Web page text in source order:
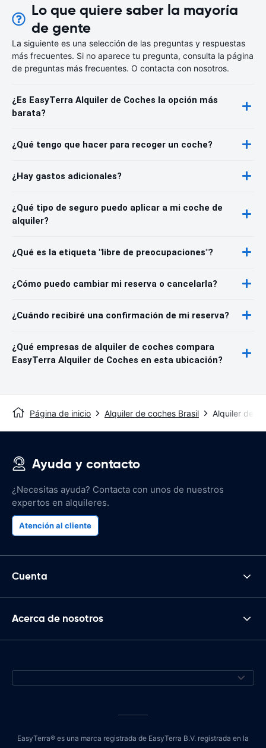
Lo que quiere saber la mayoría
de gente
La siguiente es una selección de las preguntas y respuestas
más frecuentes. Si no aparece tu pregunta, consulta la página
de preguntas más frecuentes. O contacta con nosotros.
¿Es EasyTerra Alquiler de Coches la opción más
barata?
¿Qué tengo que hacer para recoger un coche?
¿Hay gastos adicionales?
¿Qué tipo de seguro puedo aplicar a mi coche de
alquiler?
¿Qué es la etiqueta "libre de preocupaciones"?
¿Cómo puedo cambiar mi reserva o cancelarla?
¿Cuándo recibiré una confirmación de mi reserva?
¿Qué empresas de alquiler de coches compara
EasyTerra Alquiler de Coches en esta ubicación?
Página de inicio Alquiler de coches Brasil Alquiler de
Ayuda y contacto
¿Necesitas ayuda? Contacta con unos de nuestros
expertos en alquileres.
Atención al cliente
Cuenta
Acerca de nosotros
EasyTerra® es una marca registrada de EasyTerra B.V. registrada en la